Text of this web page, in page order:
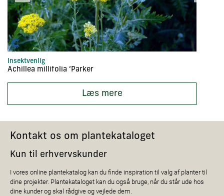
Insektvenlig
Achillea millifolia ‘Parker
Læs mere
Kontakt os om plantekataloget
Kun til erhvervskunder
I vores online plantekatalog kan du finde inspiration til valg af planter til
dine projekter. Plantekataloget kan du også bruge, når du står ude hos
dine kunder og skal rådgive og vejlede dem.